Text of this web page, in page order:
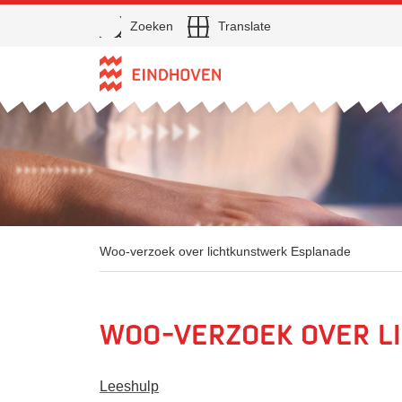
Direct naar de inhoud
Open
Zoeken Translate
Woo-verzoek over lichtkunstwerk Esplanade
Woo-verzoek over
Leeshulp